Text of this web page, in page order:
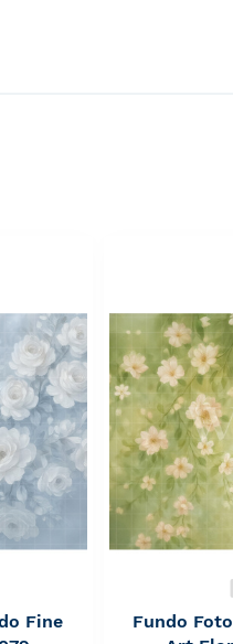
Fine
Fundo